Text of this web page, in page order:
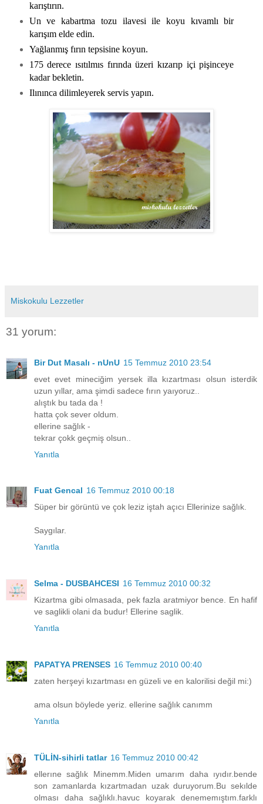
karıştırın.
Un ve kabartma tozu ilavesi ile koyu kıvamlı bir
karışım elde edin.
Yağlanmış fırın tepsisine koyun.
175 derece ısıtılmıs fırında üzeri kızarıp içi pişinceye
kadar bekletin.
Ilınınca dilimleyerek servis yapın.
Miskokulu Lezzetler
31 yorum:
Bir Dut Masalı - nUnU 15 Temmuz 2010 23:54
evet evet mineciğim yersek illa kızartması olsun isterdik
uzun yıllar, ama şimdi sadece fırın yaıyoruz..
alıştık bu tada da !
hatta çok sever oldum.
ellerine sağlık -
tekrar çokk geçmiş olsun..
Yanıtla
Fuat Gencal 16 Temmuz 2010 00:18
Süper bir görüntü ve çok leziz iştah açıcı Ellerinize sağlık.
Saygılar.
Yanıtla
Selma - DUSBAHCESI 16 Temmuz 2010 00:32
Kizartma gibi olmasada, pek fazla aratmiyor bence. En hafif
ve saglikli olani da budur! Ellerine saglik.
Yanıtla
PAPATYA PRENSES 16 Temmuz 2010 00:40
zaten herşeyi kızartması en güzeli ve en kalorilisi değil mi:)
ama olsun böylede yeriz. ellerine sağlık canımm
Yanıtla
TÜLİN-sihirli tatlar 16 Temmuz 2010 00:42
ellerıne sağlık Minemm.Miden umarım daha ıyıdır.bende
son zamanlarda kızartmadan uzak duruyorum.Bu sekılde
olması daha sağlıklı.havuc koyarak denememıştım.farklı